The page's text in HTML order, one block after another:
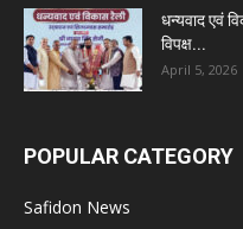
धन्यवाद एवं
विपक्ष...
April 5, 2026
POPULAR CATEGORY
Safidon News